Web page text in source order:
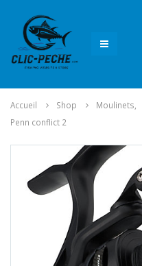
Accueil Shop Moulinets
Penn conflict 2